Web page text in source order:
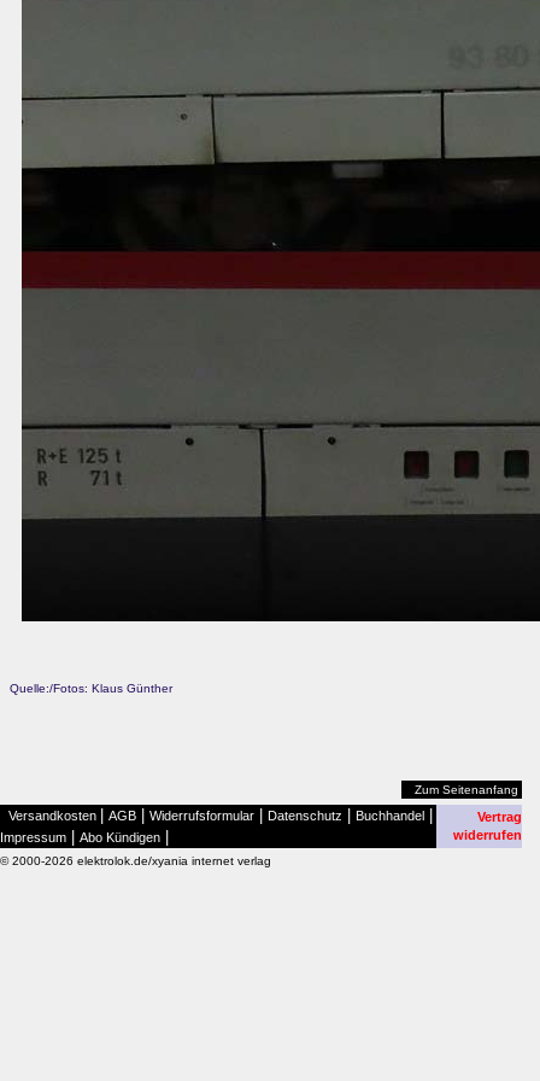
Quelle:/Fotos: Klaus Günther
Zum Seitenanfang
Versandkosten AGB Widerrufsformular Datenschutz Buchhandel
Impressum Abo Kündigen
Vertrag
widerrufen
© 2000-2026 elektrolok.de/xyania internet verlag